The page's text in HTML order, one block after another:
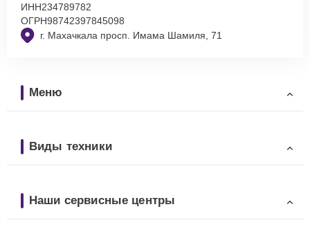
г. Махачкала просп. Имама Шамиля, 71
ИНН234789782
ОГРН98742397845098
Меню
Виды техники
Наши сервисные центры